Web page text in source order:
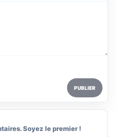
PUBLIER
Soyez le premier !